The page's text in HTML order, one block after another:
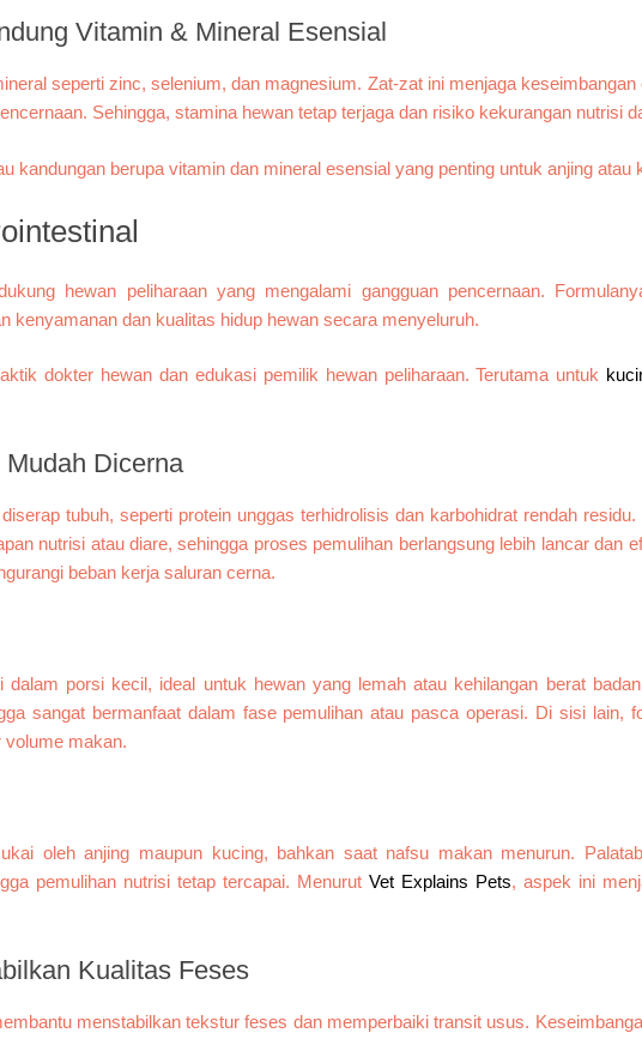
Vitamin & Mineral Esensial
seperti zinc, selenium, dan magnesium. Zat-zat ini menjaga keseimbangan
Sehingga, stamina hewan tetap terjaga dan risiko kekurangan nutrisi
hewan peliharaan yang mengalami gangguan pencernaan.
kenyamanan dan kualitas hidup hewan secara menyeluruh.
dokter hewan dan edukasi pemilik hewan peliharaan. Terutama untuk
Mudah Dicerna
tubuh, seperti protein unggas terhidrolisis dan karbohidrat rendah residu.
nutrisi atau diare, sehingga proses pemulihan berlangsung lebih lancar dan
beban kerja saluran cerna.
porsi kecil, ideal untuk hewan yang lemah atau kehilangan berat
sangat bermanfaat dalam fase pemulihan atau pasca operasi. Di sisi lain,
volume makan.
oleh anjing maupun kucing, bahkan saat nafsu makan menurun.
pemulihan nutrisi tetap tercapai. Menurut Vet Explains Pets, aspek ini
Kualitas Feses
menstabilkan tekstur feses dan memperbaiki transit usus.